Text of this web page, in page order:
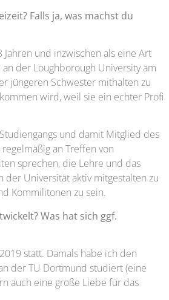
Falls ja, was machst du
und inzwischen als eine Art
der Loughborough University am
jüngeren Schwester mithalten zu
wird, weil sie ein echter Profi
und damit Mitglied des
an Treffen von
sprechen, die Lehre und das
der Universität aktiv mitgestalten zu
Kommilitonen zu sein.
Was hat sich ggf.
statt. Damals habe ich den
der TU Dortmund studiert (eine
auch eine große Liebe für das